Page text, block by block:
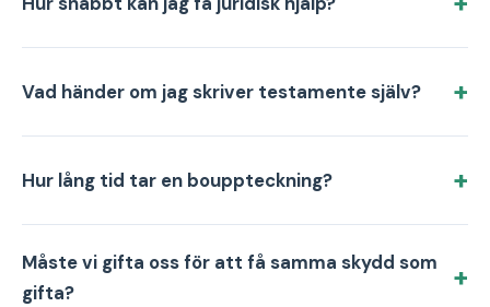
Vad händer om jag skriver testamente själv?
Hur lång tid tar en bouppteckning?
Måste vi gifta oss för att få samma skydd som
gifta?